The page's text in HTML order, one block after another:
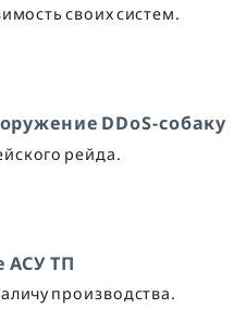
своих систем.
DDoS-собаку
рейда.
АСУ ТП
производства.